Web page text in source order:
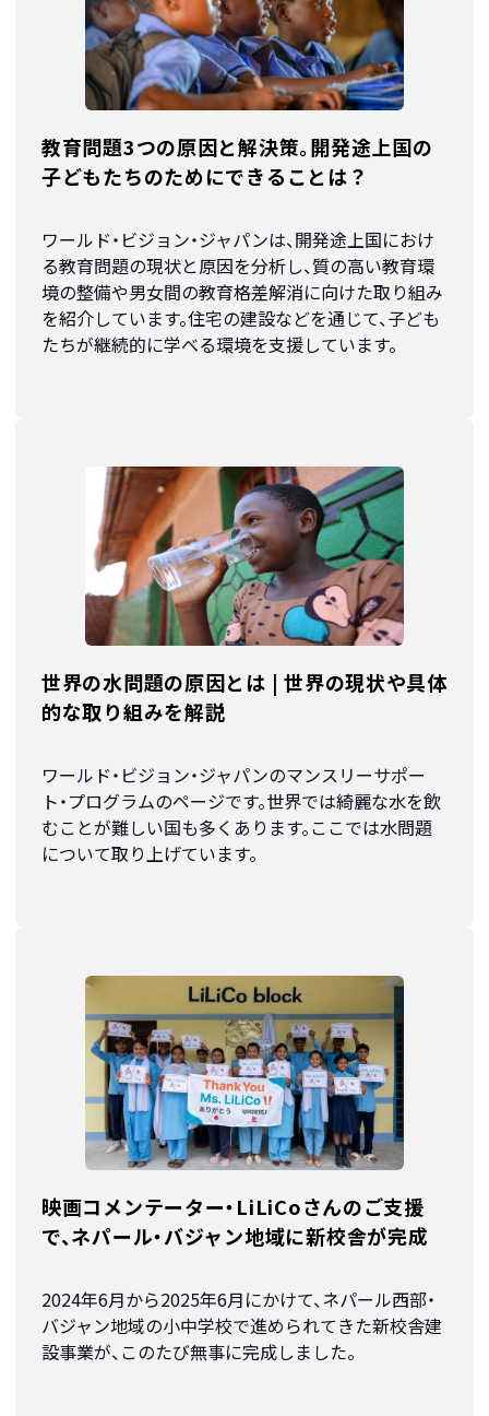
教育問題3つの原因と解決策。開発途上国の
子どもたちのためにできることは？
​ワールド・ビジョン・ジャパンは、開発途上国におけ
る教育問題の現状と原因を分析し、質の高い教育環
境の整備や男女間の教育格差解消に向けた取り組み
を紹介しています。​住宅の建設などを通じて、子ども
たちが継続的に学べる環境を支援しています。
世界の水問題の原因とは | 世界の現状や具体
的な取り組みを解説
ワールド・ビジョン・ジャパンのマンスリーサポー
ト・プログラムのページです。世界では綺麗な水を飲
むことが難しい国も多くあります。ここでは水問題
について取り上げています。
映画コメンテーター・LiLiCoさんのご支援
で、ネパール・バジャン地域に新校舎が完成
2024年6月から2025年6月にかけて、ネパール西部・
バジャン地域の小中学校で進められてきた新校舎建
設事業が、このたび無事に完成しました。